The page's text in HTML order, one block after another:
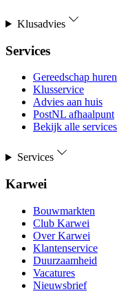
Klusadvies
Services
Gereedschap huren
Klusservice
Advies aan huis
PostNL afhaalpunt
Bekijk alle services
Services
Karwei
Bouwmarkten
Club Karwei
Over Karwei
Klantenservice
Duurzaamheid
Vacatures
Nieuwsbrief